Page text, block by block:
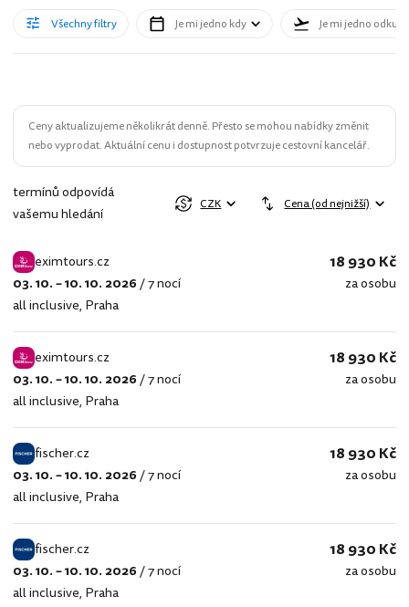
Všechny filtry Je mi jedno kdy Je mi jedno odkud
Ceny aktualizujeme několikrát denně. Přesto se mohou nabídky změnit
nebo vyprodat. Aktuální cenu i dostupnost potvrzuje cestovní kancelář.
termínů odpovídá
vašemu hledání
CZK Cena (od nejnižší)
eximtours.cz
eximtours.cz
03. 10. – 10. 10. 2026/7 nocí
all inclusive, Praha
18 930 Kč
za osobu
eximtours.cz
eximtours.cz
03. 10. – 10. 10. 2026/7 nocí
all inclusive, Praha
18 930 Kč
za osobu
fischer.cz
fischer.cz
03. 10. – 10. 10. 2026/7 nocí
all inclusive, Praha
18 930 Kč
za osobu
fischer.cz
fischer.cz
03. 10. – 10. 10. 2026/7 nocí
all inclusive, Praha
18 930 Kč
za osobu